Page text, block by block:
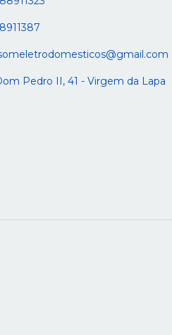
Pedro II, 41 - Virgem da Lapa